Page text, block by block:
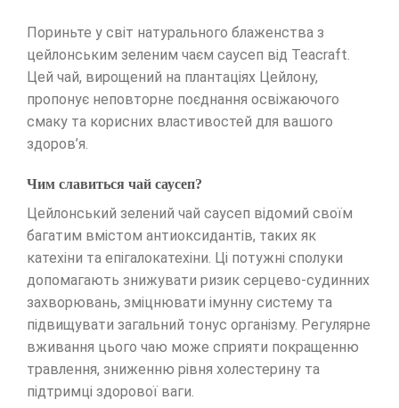
Пориньте у світ натурального блаженства з
цейлонським зеленим чаєм саусеп від Teacraft.
Цей чай, вирощений на плантаціях Цейлону,
пропонує неповторне поєднання освіжаючого
смаку та корисних властивостей для вашого
здоров’я.
Чим славиться чай саусеп?
Цейлонський зелений чай саусеп відомий своїм
багатим вмістом антиоксидантів, таких як
катехіни та епігалокатехіни. Ці потужні сполуки
допомагають знижувати ризик серцево-судинних
захворювань, зміцнювати імунну систему та
підвищувати загальний тонус організму. Регулярне
вживання цього чаю може сприяти покращенню
травлення, зниженню рівня холестерину та
підтримці здорової ваги.